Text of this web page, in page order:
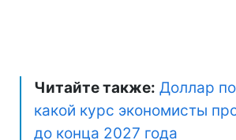
Читайте также: Доллар
какой курс экономисты
до конца 2027 года